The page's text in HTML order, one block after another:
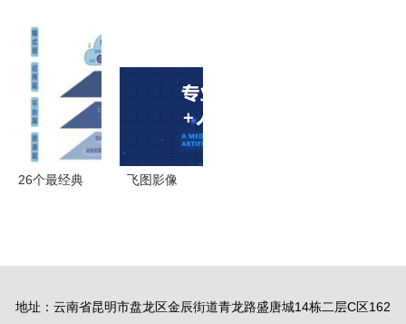
开发 引领
智能转型的
专业合作伙
焦软件开发
26个最经典
析
飞图影像
地址：云南省昆明市盘龙区金辰街道青龙路盛唐城14栋二层C区162